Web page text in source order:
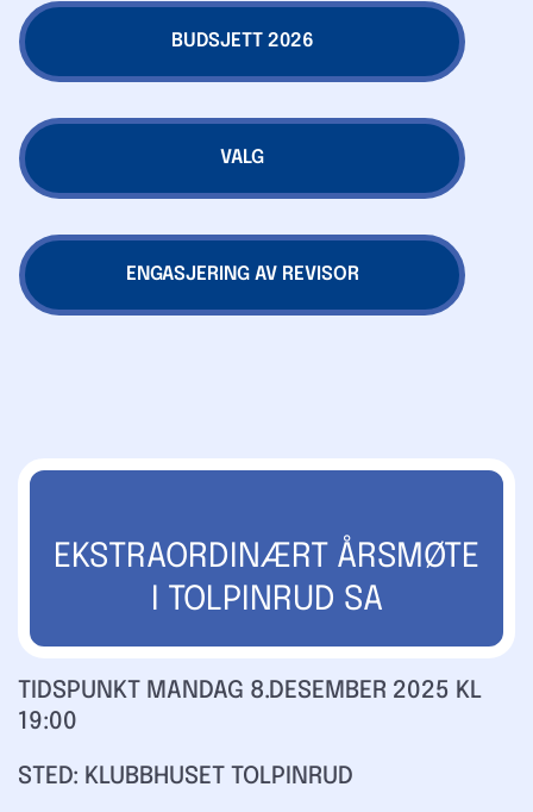
BUDSJETT 2026
VALG
ENGASJERING AV REVISOR
EKSTRAORDINÆRT ÅRSMØTE
I TOLPINRUD SA
TIDSPUNKT MANDAG 8.DESEMBER 2025 KL
19:00
STED: KLUBBHUSET TOLPINRUD